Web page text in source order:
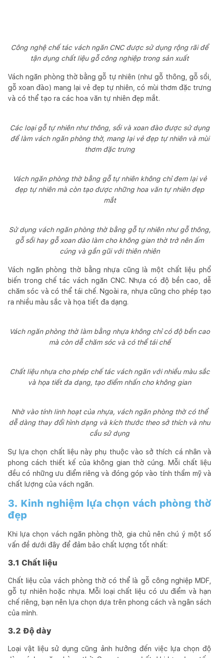
Công nghệ chế tác vách ngăn CNC được sử dụng rộng rãi để
tận dụng chất liệu gỗ công nghiệp trong sản xuất
Vách ngăn phòng thờ bằng gỗ tự nhiên (như gỗ thông, gỗ sồi,
gỗ xoan đào) mang lại vẻ đẹp tự nhiên, có mùi thơm đặc trưng
và có thể tạo ra các hoa văn tự nhiên đẹp mắt.
Các loại gỗ tự nhiên như thông, sồi và xoan đào được sử dụng
để làm vách ngăn phòng thờ, mang lại vẻ đẹp tự nhiên và mùi
thơm đặc trưng
Vách ngăn phòng thờ bằng gỗ tự nhiên không chỉ đem lại vẻ
đẹp tự nhiên mà còn tạo được những hoa văn tự nhiên đẹp
mắt
Sử dụng vách ngăn phòng thờ bằng gỗ tự nhiên như gỗ thông,
gỗ sồi hay gỗ xoan đào làm cho không gian thờ trở nên ấm
cúng và gần gũi với thiên nhiên
Vách ngăn phòng thờ bằng nhựa cũng là một chất liệu phổ
biến trong chế tác vách ngăn CNC. Nhựa có độ bền cao, dễ
chăm sóc và có thể tái chế. Ngoài ra, nhựa cũng cho phép tạo
ra nhiều màu sắc và họa tiết đa dạng.
Vách ngăn phòng thờ làm bằng nhựa không chỉ có độ bền cao
mà còn dễ chăm sóc và có thể tái chế
Chất liệu nhựa cho phép chế tác vách ngăn với nhiều màu sắc
và họa tiết đa dạng, tạo điểm nhấn cho không gian
Nhờ vào tính linh hoạt của nhựa, vách ngăn phòng thờ có thể
dễ dàng thay đổi hình dạng và kích thước theo sở thích và nhu
cầu sử dụng
Sự lựa chọn chất liệu này phụ thuộc vào sở thích cá nhân và
phong cách thiết kế của không gian thờ cúng. Mỗi chất liệu
đều có những ưu điểm riêng và đóng góp vào tính thẩm mỹ và
chất lượng của vách ngăn.
3. Kinh nghiệm lựa chọn vách phòng thờ
đẹp
Khi lựa chọn vách ngăn phòng thờ, gia chủ nên chú ý một số
vấn đề dưới đây để đảm bảo chất lượng tốt nhất:
3.1 Chất liệu
Chất liệu của vách phòng thờ có thể là gỗ công nghiệp MDF,
gỗ tự nhiên hoặc nhựa. Mỗi loại chất liệu có ưu điểm và hạn
chế riêng, bạn nên lựa chọn dựa trên phong cách và ngân sách
của mình.
3.2 Độ dày
Loại vật liệu sử dụng cũng ảnh hưởng đến việc lựa chọn độ